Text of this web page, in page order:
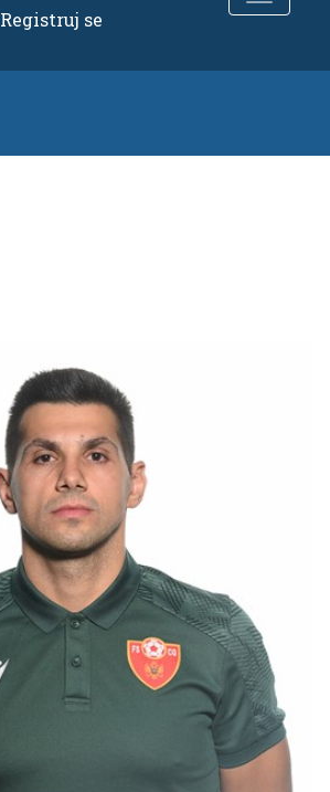
Registruj se